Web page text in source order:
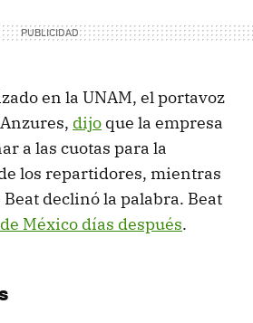
en la UNAM, el portavoz
dijo que la empresa
a las cuotas para la
los repartidores, mientras
declinó la palabra. Beat
México días después.